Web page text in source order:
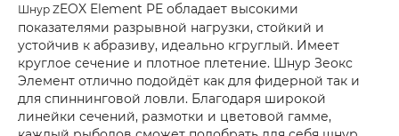
Шнур ZEOX Element PE обладает высокими
показателями разрывной нагрузки, стойкий и
устойчив к абразиву, идеально кгруглый. Имеет
круглое сечение и плотное плетение. Шнур Зеокс
Элемент отлично подойдёт как для фидерной так и
для спиннинговой ловли. Благодаря широкой
линейки сечений, размотки и цветовой гамме,